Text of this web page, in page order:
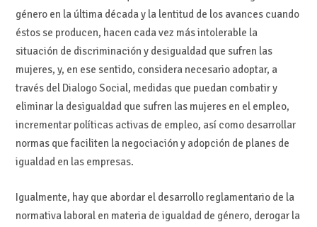
género en la última década y la lentitud de los avances cuando
éstos se producen, hacen cada vez más intolerable la
situación de discriminación y desigualdad que sufren las
mujeres, y, en ese sentido, considera necesario adoptar, a
través del Dialogo Social, medidas que puedan combatir y
eliminar la desigualdad que sufren las mujeres en el empleo,
incrementar políticas activas de empleo, así como desarrollar
normas que faciliten la negociación y adopción de planes de
igualdad en las empresas.
Igualmente, hay que abordar el desarrollo reglamentario de la
normativa laboral en materia de igualdad de género, derogar la